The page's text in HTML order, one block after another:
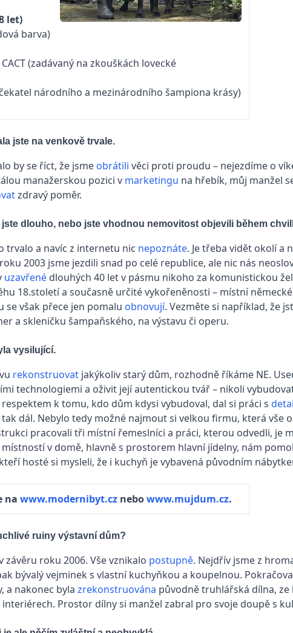
let)
barva)
(zadávaný na zkouškách lovecké
národního a mezinárodního šampiona krásy)
jste na venkově trvale.
by se říct, že jsme obrátili věci proti proudu – nejezdíme o
manažerskou pozici v marketingu na hřebík, můj manžel
zdravý poměr.
jste dlouho, nebo jste vhodnou nemovitost objevili během
trvalo a navíc z internetu nic nepoznáte. Je třeba vidět okolí
2003 jsme jezdili snad po celé republice, ale nic nás
uzavřené dlouhých 40 let v pásmu nikoho za komunistickou
18.století a současně určité vykořeněnosti – místní
se však přece jen pomalu obnovují. Vezměte si například, že
a skleničku šampaňského, na výstavu či operu.
vysilující.
rekonstruovat jakýkoliv starý dům, rozhodně říkáme NE.
technologiemi a oživit její autentickou tvář – nikoli
k tomu, kdo dům kdysi vybudoval, dal si práci s
dál. Nebylo tedy možné najmout si velkou firmu, která vše
pracovali tři místní řemeslníci a práci, kterou odvedli, je
v domě, hlavně s prostorem hlavní jídelny, nám
hosté si mysleli, že i kuchyň je vybavená původním
na www.modernibyt.cz nebowww.mujdum.cz.
ruiny výstavní dům?
závěru roku 2006. Vše vznikalo postupně. Nejdřív jsme z
bývalý vejminek s vlastní kuchyňkou a koupelnou.
a nakonec byla zrekonstruována původně truhlářská dílna, ze
interiérech. Prostor dílny si manžel zabral pro svoje doupě s